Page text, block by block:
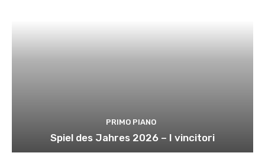
PRIMO PIANO
Spiel des Jahres 2026 – I vincitori